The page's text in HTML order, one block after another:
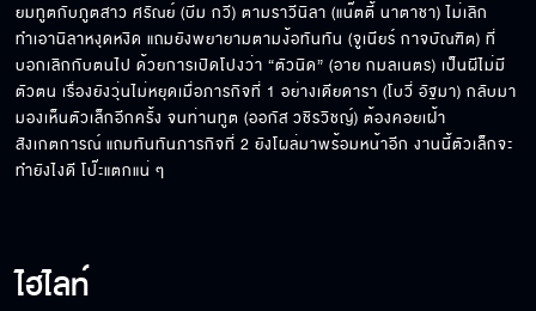
ท่าทางเธอเหมือนจะไปฆ่าเขาให้ตาย
ยมทูตกับภูตสาว ศรัณย์ (บีม กวี) ตามราวีนิลา (แน๊ตตี้ นาตาชา) ไม่เลิก
ทำเอานิลาหงุดหงิด แถมยังพยายามตามง้อทันทัน (จูเนียร์ กาจบัณฑิต) ที่
บอกเลิกกับตนไป ด้วยการเปิดโปงว่า “ตัวนิด” (อาย กมลเนตร) เป็นผีไม่มี
ตัวตน เรื่องยังวุ่นไม่หยุดเมื่อภารกิจที่ 1 อย่างเดียดารา (โบวี่ อัฐมา) กลับมา
มองเห็นตัวเล็กอีกครั้ง จนท่านทูต (ออกัส วชิรวิชญ์) ต้องคอยเฝ้า
สังเกตการณ์​ แถมทันทันภารกิจที่ 2 ยังโผล่มาพร้อมหน้าอีก งานนี้ตัวเล็กจะ
ทำยังไงดี โป๊ะแตกแน่ ๆ
ไฮไลท์